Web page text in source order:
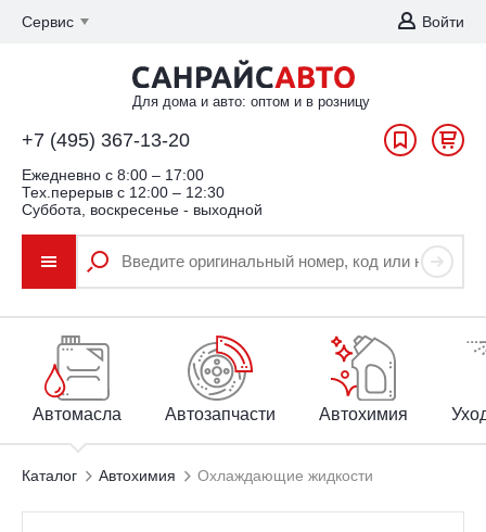
Сервис Войти
Для дома и авто: оптом и в розницу
+7 (495) 367-13-20
Ежедневно c 8:00 – 17:00
Тех.перерыв с 12:00 – 12:30
Суббота, воскресенье - выходной
Автомасла Автозапчасти Автохимия
Каталог Автохимия Охлаждающие жидкости